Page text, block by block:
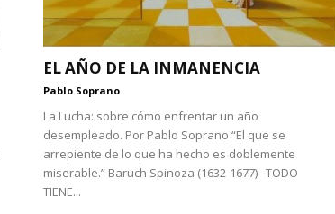
EL AÑO DE LA INMANENCIA
Pablo Soprano
La Lucha: sobre cómo enfrentar un año
desempleado. Por Pablo Soprano “El que se
arrepiente de lo que ha hecho es doblemente
miserable.” Baruch Spinoza (1632-1677) TODO
TIENE...